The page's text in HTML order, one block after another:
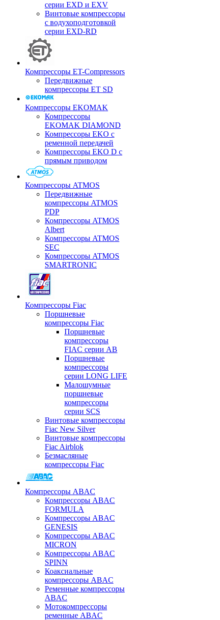
серии EXD и EXV
Винтовые компрессоры
с водухоподготовкой
серии EXD-RD
Компрессоры ET-Compressors
Передвижные
компрессоры ET SD
Компрессоры EKOMAK
Компрессоры
EKOMAK DIAMOND
Компрессоры EKO c
ременной передачей
Компрессоры EKO D с
прямым приводом
Компрессоры ATMOS
Передвижные
компрессоры ATMOS
PDP
Компрессоры ATMOS
Albert
Компрессоры ATMOS
SEC
Компрессоры ATMOS
SMARTRONIC
Компрессоры Fiac
Поршневые
компрессоры Fiac
Поршневые
компрессоры
FIAC серии AB
Поршневые
компрессоры
серии LONG LIFE
Малошумные
поршневые
компрессоры
серии SCS
Винтовые компрессоры
Fiac New Silver
Винтовые компрессоры
Fiac Airblok
Безмасляные
компрессоры Fiac
Компрессоры ABAC
Компрессоры ABAC
FORMULA
Компрессоры ABAC
GENESIS
Компрессоры ABAC
MICRON
Компрессоры ABAC
SPINN
Коаксиальные
компрессоры ABAC
Ременные компрессоры
ABAC
Мотокомпрессоры
ременные ABAC